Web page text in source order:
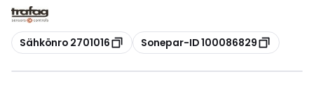
Kopioi
Sähkönro 2701016 Kopioi
Sonepar-ID 100086829